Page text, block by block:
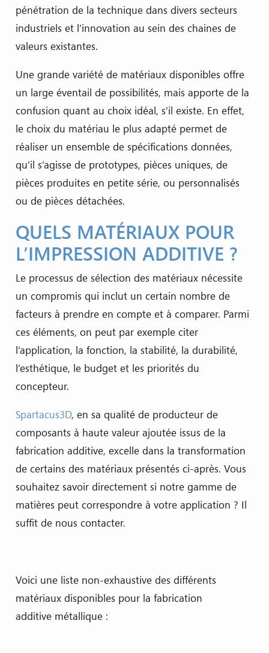
pénétration de la technique dans divers secteurs
industriels et l’innovation au sein des chaines de
valeurs existantes.
Une grande variété de matériaux disponibles offre
un large éventail de possibilités, mais apporte de la
confusion quant au choix idéal, s’il existe. En effet,
le choix du matériau le plus adapté permet de
réaliser un ensemble de spécifications données,
qu’il s’agisse de prototypes, pièces uniques, de
pièces produites en petite série, ou personnalisés
ou de pièces détachées.
QUELS MATÉRIAUX POUR
L’IMPRESSION ADDITIVE ?
Le processus de sélection des matériaux nécessite
un compromis qui inclut un certain nombre de
facteurs à prendre en compte et à comparer. Parmi
ces éléments, on peut par exemple citer
l’application, la fonction, la stabilité, la durabilité,
l’esthétique, le budget et les priorités du
concepteur.
Spartacus3D, en sa qualité de producteur de
composants à haute valeur ajoutée issus de la
fabrication additive, excelle dans la transformation
de certains des matériaux présentés ci-après. Vous
souhaitez savoir directement si notre gamme de
matières peut correspondre à votre application ? Il
suffit de nous contacter.
Voici une liste non-exhaustive des différents
matériaux disponibles pour la fabrication
additive métallique :